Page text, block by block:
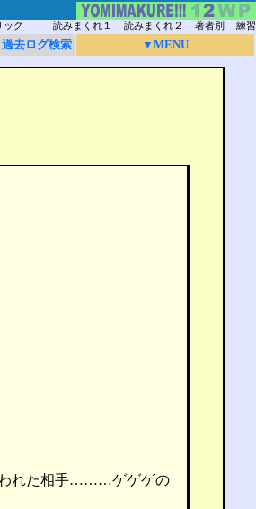
ク
読みまくれ１ 読みまくれ２ 著者別 練習
過去ログ検索 ▼MENU
われた相手………ゲゲゲの